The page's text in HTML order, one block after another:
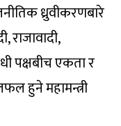
ध्रुवीकरणबारे
राजावादी,
पक्षबीच एकता र
हुने महामन्त्री